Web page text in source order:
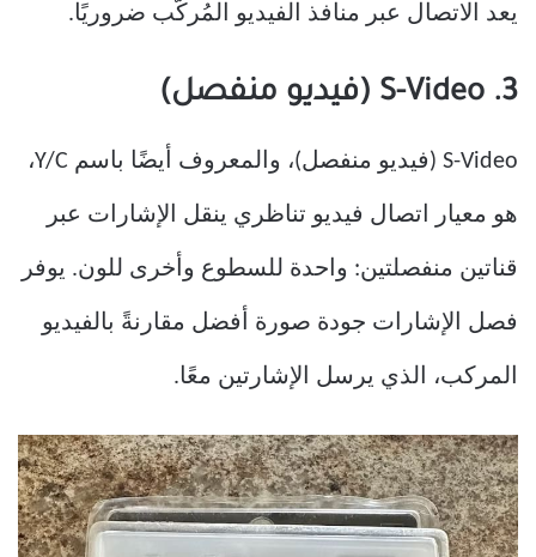
يعد الاتصال عبر منافذ الفيديو المُركّب ضروريًا.
3. S-Video (فيديو منفصل)
S-Video (فيديو منفصل)، والمعروف أيضًا باسم Y/C،
هو معيار اتصال فيديو تناظري ينقل الإشارات عبر
قناتين منفصلتين: واحدة للسطوع وأخرى للون. يوفر
فصل الإشارات جودة صورة أفضل مقارنةً بالفيديو
المركب، الذي يرسل الإشارتين معًا.